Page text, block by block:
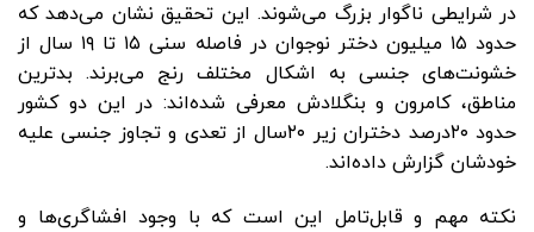
در شرایطی ناگوار بزرگ می‌شوند. این تحقیق نشان می‌دهد که
حدود ۱۵ میلیون دختر نوجوان در فاصله سنی ۱۵ تا ۱۹ سال از
خشونت‌های جنسی به اشکال مختلف رنج می‌برند. بدترین
مناطق، کامرون و بنگلادش معرفی شده‌اند: در این دو کشور
حدود ۲۰درصد دختران زیر ۲۰سال از تعدی و تجاوز جنسی علیه
خودشان گزارش داده‌اند.
نکته مهم و قابل‌تامل این است که با وجود افشاگری‌ها و